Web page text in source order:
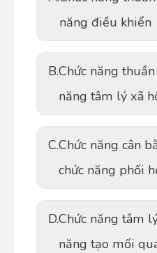
năng điều khiển
B.Chức năng
năng tâm lý xã
C.Chức năng cân
chức năng phối
D.Chức năng tâm
năng tạo mối